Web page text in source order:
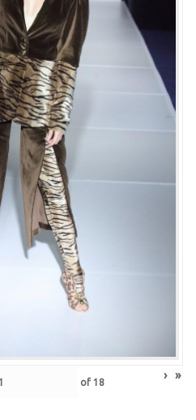
of 18 › »